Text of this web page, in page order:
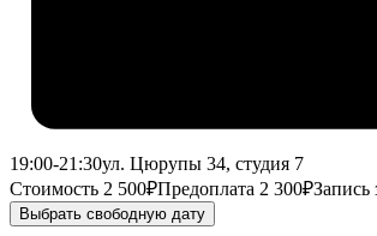
19:00-21:30ул. Цюрупы 34, студия 7
Стоимость 2 500₽Предоплата 2 300₽Запись
Выбрать свободную дату